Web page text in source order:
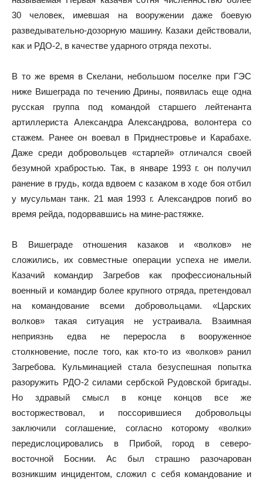
30 человек, имевшая на вооружении даже боевую
разведывательно-дозорную машину. Казаки действовали,
как и РДО-2, в качестве ударного отряда пехоты.
В то же время в Скелани, небольшом поселке при ГЭС
ниже Вишеграда по течению Дрины, появилась еще одна
русская группа под командой старшего лейтенанта
артиллериста Александра Александрова, волонтера со
стажем. Ранее он воевал в Приднестровье и Карабахе.
Даже среди добровольцев «старлей» отличался своей
безумной храбростью. Так, в январе 1993 г. он получил
ранение в грудь, когда вдвоем с казаком в ходе боя отбил
у мусульман танк. 21 мая 1993 г. Александров погиб во
время рейда, подорвавшись на мине-растяжке.
В Вишеграде отношения казаков и «волков» не
сложились, их совместные операции успеха не имели.
Казачий командир Загребов как профессиональный
военный и командир более крупного отряда, претендовал
на командование всеми добровольцами. «Царских
волков» такая ситуация не устраивала. Взаимная
неприязнь едва не переросла в вооруженное
столкновение, после того, как кто-то из «волков» ранил
Загребова. Кульминацией стала безуспешная попытка
разоружить РДО-2 силами сербской Рудовской бригады.
Но здравый смысл в конце концов все же
восторжествовал, и поссорившиеся добровольцы
заключили соглашение, согласно которому «волки»
передислоцировались в Прибой, город в северо-
восточной Боснии. Ас был страшно разочарован
возникшим инцидентом, сложил с себя командование и